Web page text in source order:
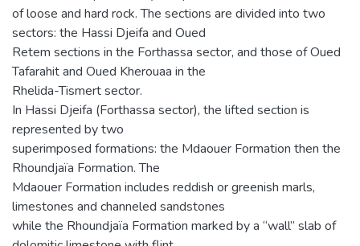
of loose and hard rock. The sections are divided into two
sectors: the Hassi Djeifa and Oued
Retem sections in the Forthassa sector, and those of Oued
Tafarahit and Oued Kherouaa in the
Rhelida-Tismert sector.
In Hassi Djeifa (Forthassa sector), the lifted section is
represented by two
superimposed formations: the Mdaouer Formation then the
Rhoundjaïa Formation. The
Mdaouer Formation includes reddish or greenish marls,
limestones and channeled sandstones
while the Rhoundjaïa Formation marked by a “wall” slab of